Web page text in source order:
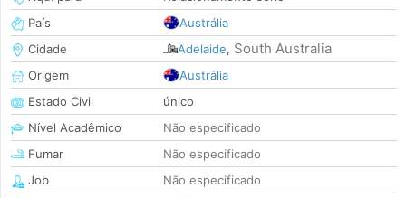
País
Austrália
Cidade
Adelaide, South Australia
Origem
Austrália
Estado Civil
único
Nível Acadêmico
Não especificado
Fumar
Não especificado
Job
Não especificado